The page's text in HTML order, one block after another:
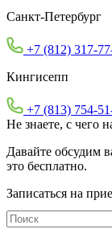
Санкт-Петербург
+7 (812) 317-
Кингисепп
+7 (813) 754-
Не знаете, с чего
Давайте обсудим
это бесплатно.
Записаться на